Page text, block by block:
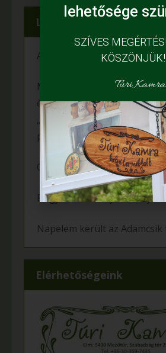
Legfrissebb híreink
A fiataloké a jövő
Mihalina Máté pàlyàzatot
ès Innovàciós Minisztèrium
„Nemzet Fiatal
programon
Örömünnep a Fehér tanyán
Felgyulladt a fény Murányi
Napelem került az Adamcsik
Elérhetőségeink
lehetősége
SZÍVES
KÖSZÖNJÜK!
Túri